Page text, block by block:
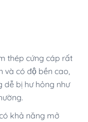
thép cứng cáp rất
và có độ bền cao,
dễ bị hư hỏng như
khả năng mở